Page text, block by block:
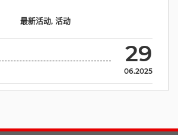
29
06.2025
最新活动, 活动